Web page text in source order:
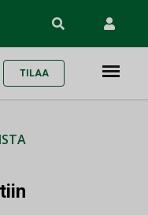
TILAA